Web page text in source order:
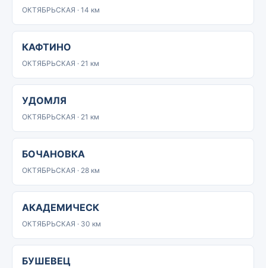
ОКТЯБРЬСКАЯ · 14 км
КАФТИНО
ОКТЯБРЬСКАЯ · 21 км
УДОМЛЯ
ОКТЯБРЬСКАЯ · 21 км
БОЧАНОВКА
ОКТЯБРЬСКАЯ · 28 км
АКАДЕМИЧЕСК
ОКТЯБРЬСКАЯ · 30 км
БУШЕВЕЦ